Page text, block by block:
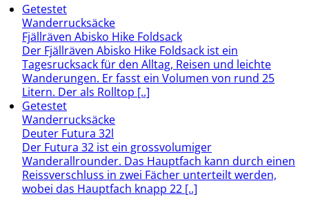
Getestet
Wanderrucksäcke
Fjällräven Abisko Hike Foldsack
Der Fjällräven Abisko Hike Foldsack ist ein
Tagesrucksack für den Alltag, Reisen und leichte
Wanderungen. Er fasst ein Volumen von rund 25
Litern. Der als Rolltop [..]
Getestet
Wanderrucksäcke
Deuter Futura 32l
Der Futura 32 ist ein grossvolumiger
Wanderallrounder. Das Hauptfach kann durch einen
Reissverschluss in zwei Fächer unterteilt werden,
wobei das Hauptfach knapp 22 [..]